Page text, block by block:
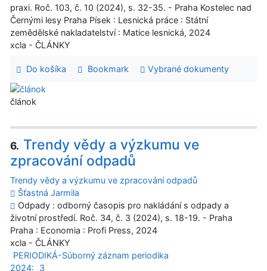
praxi. Roč. 103, č. 10 (2024), s. 32-35. - Praha Kostelec nad
Černými lesy Praha Písek : Lesnická práce : Státní
zemědělské nakladatelství : Matice lesnická, 2024
xcla - ČLÁNKY
Do košíka Bookmark Vybrané dokumenty
článok
6. Trendy vědy a výzkumu ve
zpracování odpadů
Trendy vědy a výzkumu ve zpracování odpadů
Šťastná Jarmila
Odpady : odborný časopis pro nakládání s odpady a
životní prostředí. Roč. 34, č. 3 (2024), s. 18-19. - Praha
Praha : Economia : Profi Press, 2024
xcla - ČLÁNKY
PERIODIKÁ-Súborný záznam periodika
2024:
3